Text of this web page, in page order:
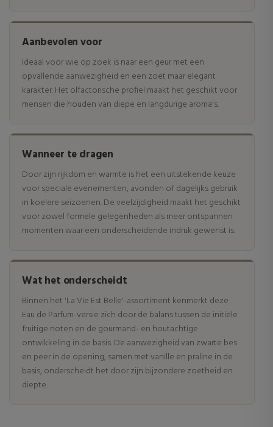
Aanbevolen voor
Ideaal voor wie op zoek is naar een geur met een
opvallende aanwezigheid en een zoet maar elegant
karakter. Het olfactorische profiel maakt het geschikt voor
mensen die houden van diepe en langdurige aroma's.
Wanneer te dragen
Door zijn rijkdom en warmte is het een uitstekende keuze
voor speciale evenementen, avonden of dagelijks gebruik
in koelere seizoenen. De veelzijdigheid maakt het geschikt
voor zowel formele gelegenheden als meer ontspannen
momenten waar een onderscheidende indruk gewenst is.
Wat het onderscheidt
Binnen het 'La Vie Est Belle'-assortiment kenmerkt deze
Eau de Parfum-versie zich door de balans tussen de initiële
fruitige noten en de gourmand- en houtachtige
ontwikkeling in de basis. De aanwezigheid van zwarte bes
en peer in de opening, samen met vanille en praline in de
basis, onderscheidt het door zijn bijzondere zoetheid en
diepte.